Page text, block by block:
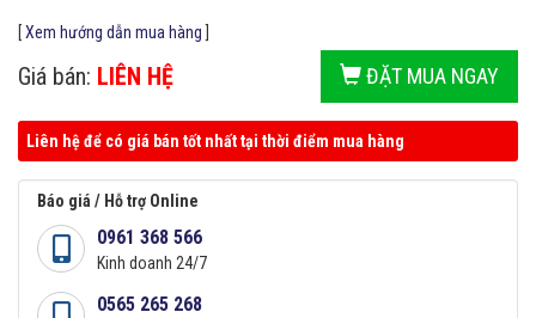
[Xem hướng dẫn mua hàng
Giá bán: LIÊN HỆ ĐẶT MUA NGAY
Liên hệ để có giá bán tốt nhất tại thời điểm mua hàng
Báo giá / Hỗ trợ Online
0961 368 566
Kinh doanh 24/7
0565 265 268